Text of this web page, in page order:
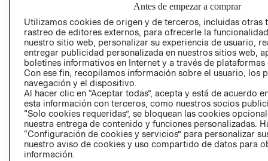
GIFT CARD
AVISO DE
Perú (S/)
CAMBIAR REGIÓN
Antes de empezar a comprar
Utilizamos cookies de origen y de terceros, incluidas otras
rastreo de editores externos, para ofrecerle la
nuestro sitio web, personalizar su experiencia de usuario,
entregar publicidad personalizada en nuestros sitios web,
boletines informativos en Internet y a través de plataformas
Con ese fin, recopilamos información sobre el usuario, los
navegación y el dispositivo.
Al hacer clic en “Aceptar todas”, acepta y está de acuerdo
esta información con terceros, como nuestros socios
“Solo cookies requeridas”, se bloquean las cookies
nuestra entrega de contenido y funciones personalizadas.
“Configuración de cookies y servicios” para personalizar
nuestro aviso de cookies y uso compartido de datos para
información.